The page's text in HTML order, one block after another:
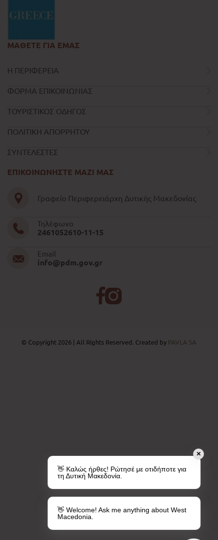
ΜΑΘΕΤΕ ΓΙΑ ΕΜΑΣ
Η ΠΕΡΙΦΕΡΕΙΑ
ΦΟΡΜΑ ΕΠΙΚΟΙΝΩΝΙΑΣ
ΤΟΥΡΙΣΤΙΚΟΣ ΟΔΗΓΟΣ
ΠΟΛΙΤΙΚΗ ΑΠΟΡΡΗΤΟΥ
ΣΥΝΤΕΛΕΣΤΕΣ
ΕΠΙΚΟΙΝΩΝΗΣΤΕ ΜΑΖΙ ΜΑΣ
Γραφείο Περιφερειάρχη Δυτικής Μακεδονίας
Τηλέφωνο
2461052610-11-15
Email
info@pdm.gov.gr
© Copyright 2026 | All Rights Reserved. Created by PAVLA SA
✕
👋 Καλώς ήρθες! Ρώτησέ με οτιδήποτε για
τη Δυτική Μακεδονία.
👋 Welcome! Ask me anything about West
Macedonia.